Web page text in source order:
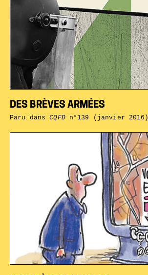
DES BRÈVES ARMÉES
Paru dansCQFDn°139 (janvier 2016)